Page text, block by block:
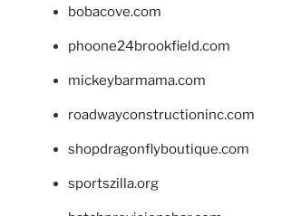
bobacove.com
phoone24brookfield.com
mickeybarmama.com
roadwayconstructioninc.com
shopdragonflyboutique.com
sportszilla.org